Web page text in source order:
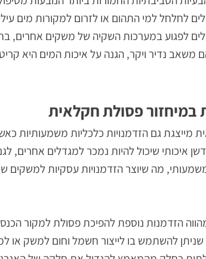
ומזון, ומשם הם עלולים להתפשט לאזורי
ועלולים להפיץ מחלות לבני אדם
מונע בעיות אלה ומבטיח סביבה בריאה
לפגוע במערכות השקיה של משקים אחרים,
נדיר ויקר, הגנה על איכות המים היא קריטית
פסולת חקלאית
גם הזדמנויות כלכליות משמעותיות
שיכול להיות נמכר למגדלים אחרים,
מה שיוצר הזדמנויות עסקיות למשקים